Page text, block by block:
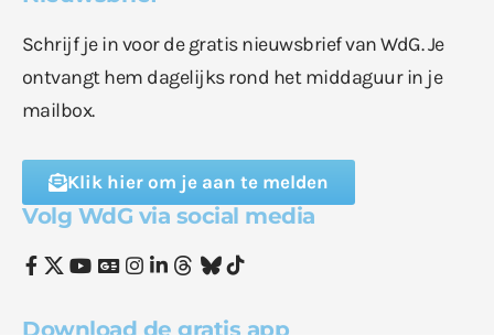
Schrijf je in voor de gratis nieuwsbrief van WdG. Je
ontvangt hem dagelijks rond het middaguur in je
mailbox.
Klik hier om je aan te melden
Volg WdG via social media
Download de gratis app